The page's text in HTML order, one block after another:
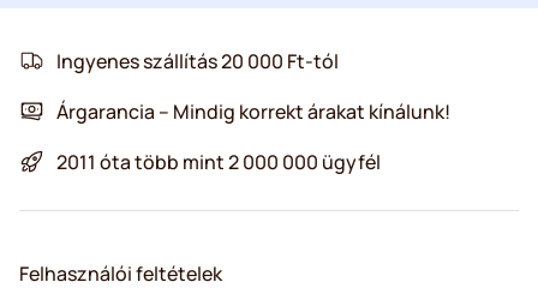
Ingyenes szállítás 20 000 Ft-tól
Árgarancia – Mindig korrekt árakat kínálunk!
2011 óta több mint 2 000 000 ügyfél
Felhasználói feltételek